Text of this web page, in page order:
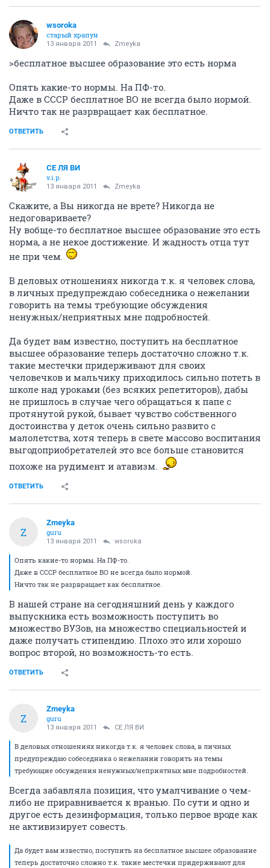
wsoroka
старый храпун
13 января 2011 Zmeyka
>бесплатное высшее образование это есть норма
Опять какие-то нормы. На ПФ-то.
Даже в СССР бесплатное ВО не всегда было нормой.
Ничто так не разрвращает как бесплатное.
ОТВЕТИТЬ
СЕ ЛЯ ВИ
v.i.p.
13 января 2011 Zmeyka
Скажите, а Вы никогда не врете? Никогда не
недоговариваете?
Ну вобще-то бесплатное высшее образование это есть
норма, а не некое достижение. И жадность отца тут
не при чем.
В деловых отношениях никогда т.к. я человек слова,
в личных предупреждаю собеседника о нежелании
говорить на темы требующие обсуждения
ненужных/неприятных мне подробностей.
Да будет вам известно, поступить на бесплатное
высшее образование теперь достаточно сложно т.к.
такие местечки придерживают для своих
человечков и мальчику приходилось сильно потеть в
школе над уроками (без всяких репетиторов), дабы
не пришлось в случае чего обращаться к папе с
протянутой рукой, бывает чувство собственного
достоинства у деток очень сильно развито с
малолетства, хотя теперь в свете массово воспитания
выгодоприобретателей это все больше становится
похоже на рудимент и атавизм.
ОТВЕТИТЬ
Z
Zmeyka
guru
13 января 2011 wsoroka
Опять какие-то нормы. На ПФ-то.
Даже в СССР бесплатное ВО не всегда было нормой.
Ничто так не разрвращает как бесплатное.
В нашей стране на сегодняшний день у каждого
выпускника есть возможность поступить во
множество ВУЗов, на множество специальностей и
даже получать стипендию. Плохо это или хорошо
вопрос второй, но возможность-то есть.
ОТВЕТИТЬ
Z
Zmeyka
guru
13 января 2011 СЕ ЛЯ ВИ
В деловых отношениях никогда т.к. я человек слова, в личных
предупреждаю собеседника о нежелании говорить на темы
требующие обсуждения ненужных/неприятных мне подробностей.
Всегда забавляла позиция, что умалчивание о чем-
либо не приравнивается к вранью. По сути и одно и
другое есть дезинформация, только первое вроде как
не активизирует совесть.
Да будет вам известно, поступить на бесплатное высшее образование
теперь достаточно сложно т.к. такие местечки придерживают для